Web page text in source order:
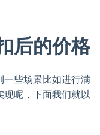
后的价格
些场景比如进行满
呢，下面我们就以